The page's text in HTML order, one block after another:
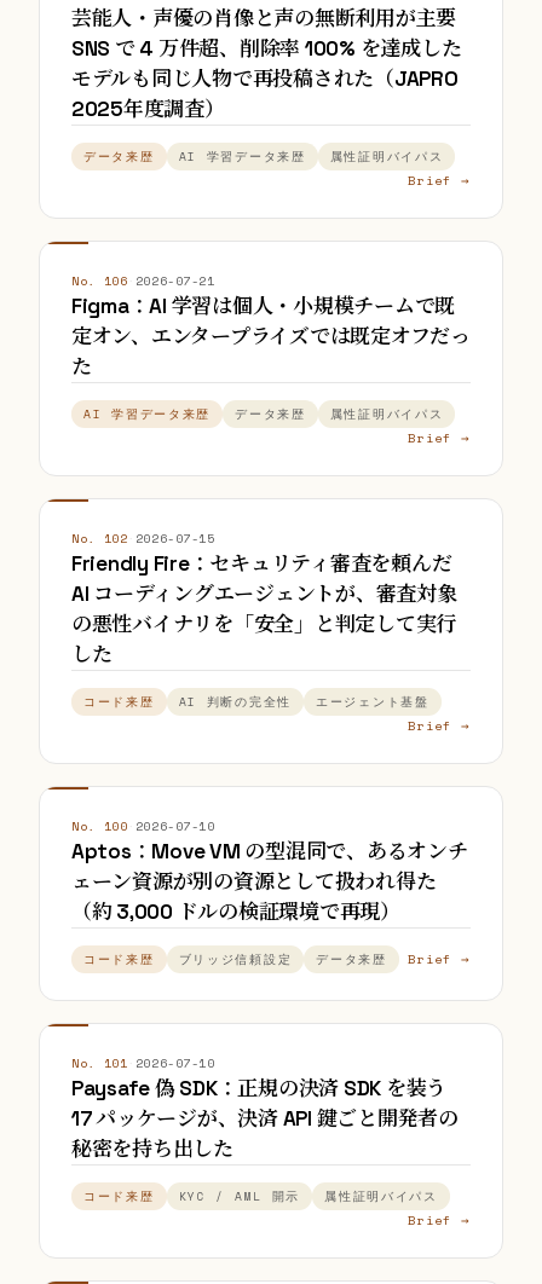
芸能人・声優の肖像と声の無断利用が主要
SNS で 4 万件超、削除率 100% を達成した
モデルも同じ人物で再投稿された（JAPRO
2025年度調査）
データ来歴 AI 学習データ来歴 属性証明バイパス
Brief →
No. 106 2026-07-21
Figma：AI 学習は個人・小規模チームで既
定オン、エンタープライズでは既定オフだっ
た
AI 学習データ来歴 データ来歴 属性証明バイパス
Brief →
No. 102 2026-07-15
Friendly Fire：セキュリティ審査を頼んだ
AI コーディングエージェントが、審査対象
の悪性バイナリを「安全」と判定して実行
した
コード来歴 AI 判断の完全性 エージェント基盤
Brief →
No. 100 2026-07-10
Aptos：Move VM の型混同で、あるオンチ
ェーン資源が別の資源として扱われ得た
（約 3,000 ドルの検証環境で再現）
コード来歴 ブリッジ信頼設定 データ来歴 Brief →
No. 101 2026-07-10
Paysafe 偽 SDK：正規の決済 SDK を装う
17 パッケージが、決済 API 鍵ごと開発者の
秘密を持ち出した
コード来歴 KYC / AML 開示 属性証明バイパス
Brief →